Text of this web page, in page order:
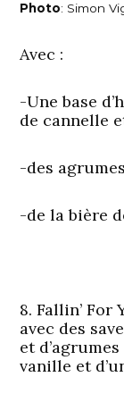
Photo: Simon
Avec :
-Une base
de cannelle
-des
-de la bière
8. Fallin’ For
avec des
et
vanille et